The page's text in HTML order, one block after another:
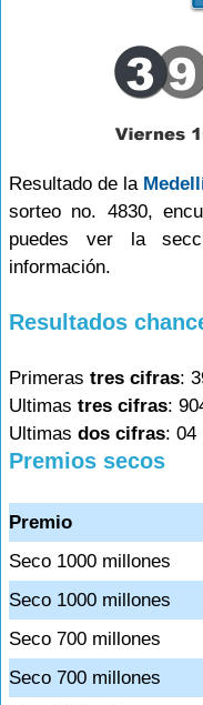
Resultado de la
sorteo no. 4830,
puedes ver la
información.
Resultados
Primeras tres cifras:
Ultimas tres cifras:
Ultimas dos cifras: 04
Premios secos
Premio
Seco 1000 millones
Seco 1000 millones
Seco 700 millones
Seco 700 millones